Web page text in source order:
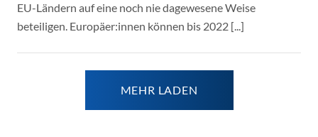
EU-Ländern auf eine noch nie dagewesene Weise
beteiligen. Europäer:innen können bis 2022 [...]
MEHR LADEN